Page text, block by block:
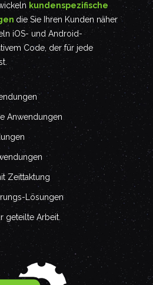
kundenspezifische
die Sie Ihren Kunden näher
iOS- und Android-
Code, der für jede
Anwendungen
Zeittaktung
Lösungen
geteilte Arbeit.